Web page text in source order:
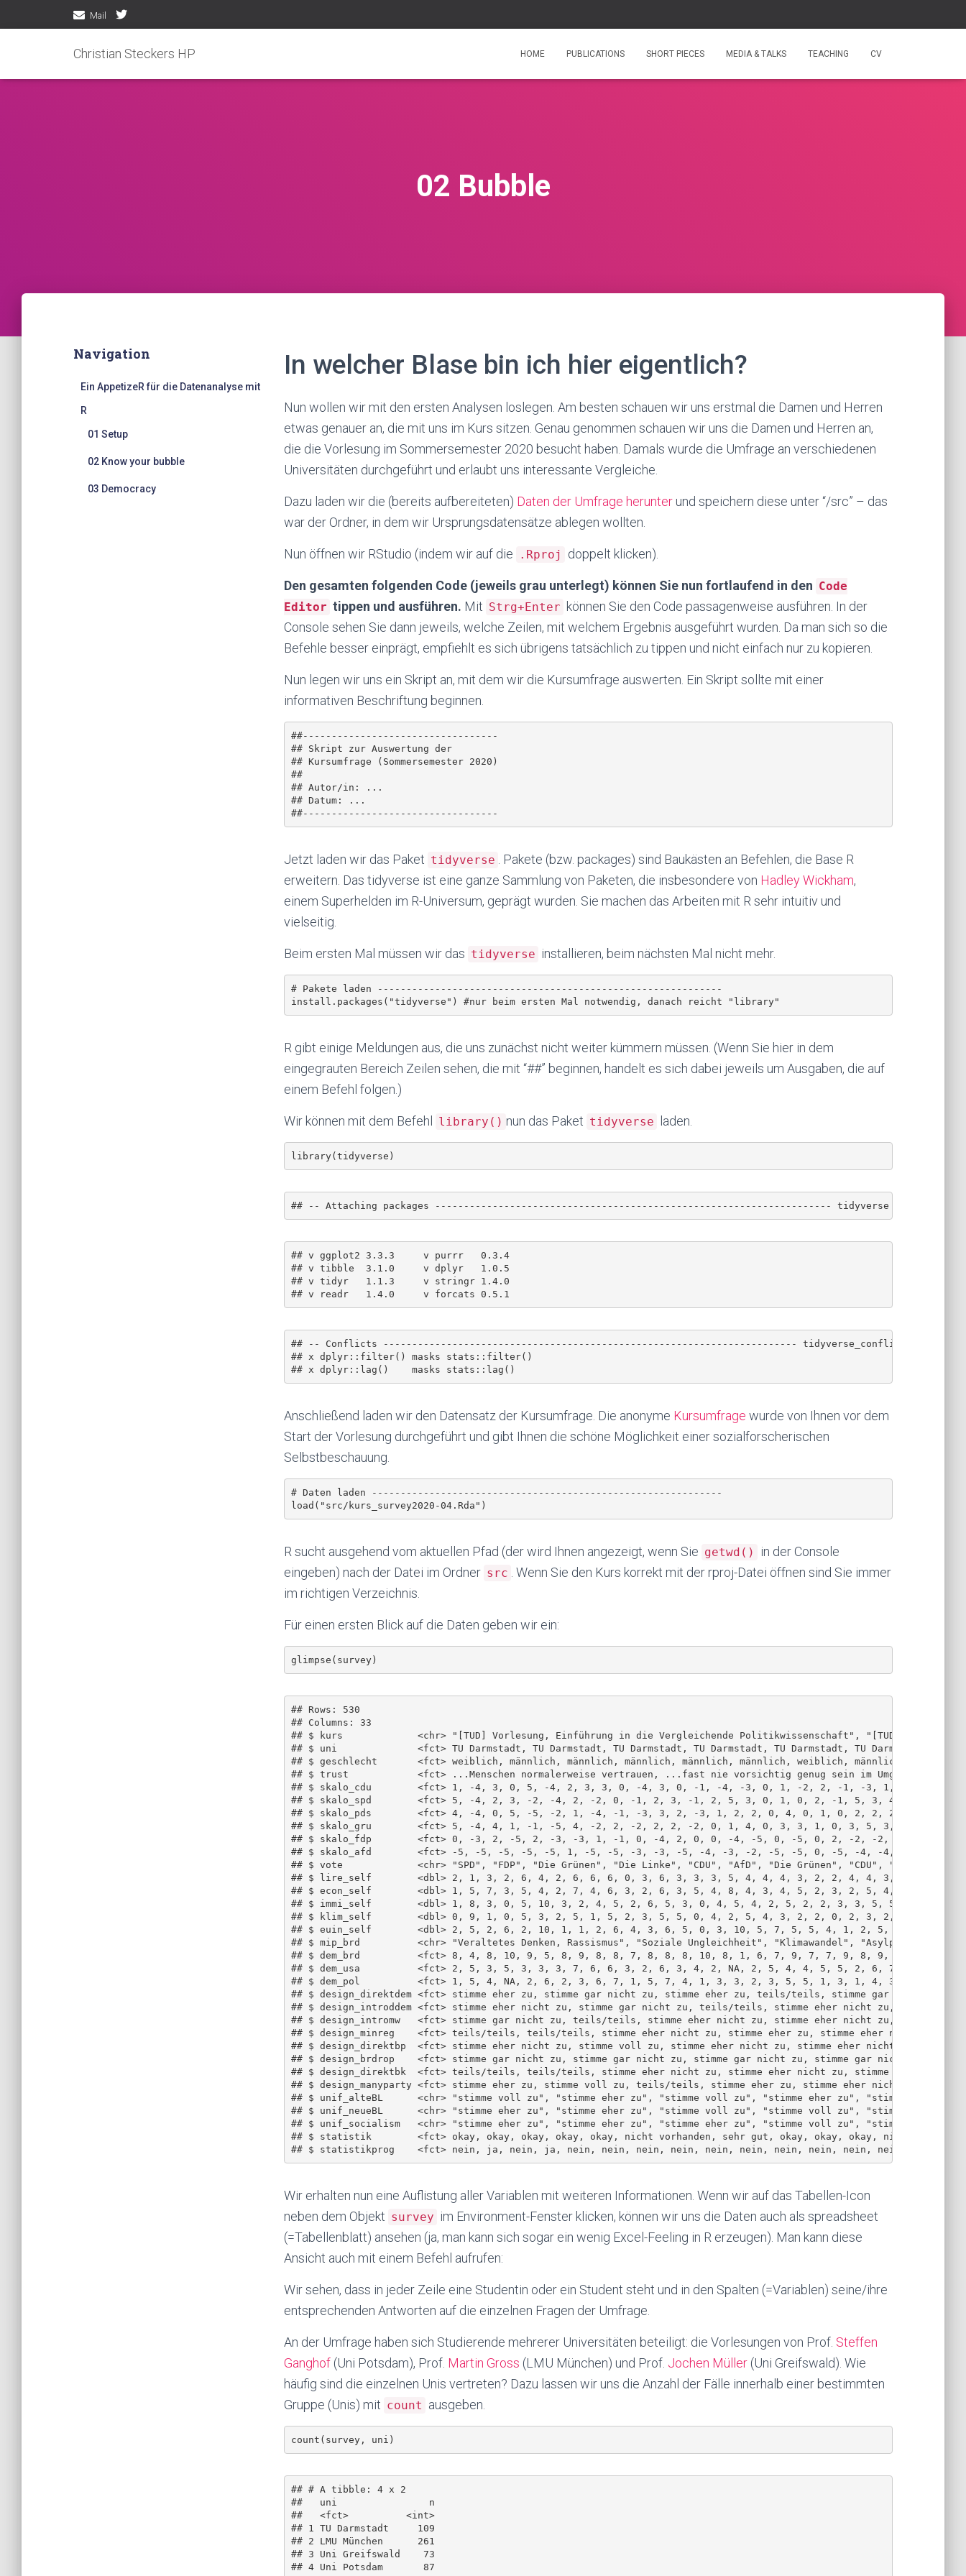
Mail
Christian Steckers HP HOME PUBLICATIONS SHORT PIECES MEDIA & TALKS TEACHING CV
02 Bubble
Navigation
Ein AppetizeR für die Datenanalyse mit
R
01 Setup
02 Know your bubble
03 Democracy
In welcher Blase bin ich hier eigentlich?
Nun wollen wir mit den ersten Analysen loslegen. Am besten schauen wir uns erstmal die Damen und Herren
etwas genauer an, die mit uns im Kurs sitzen. Genau genommen schauen wir uns die Damen und Herren an,
die die Vorlesung im Sommersemester 2020 besucht haben. Damals wurde die Umfrage an verschiedenen
Universitäten durchgeführt und erlaubt uns interessante Vergleiche.
Dazu laden wir die (bereits aufbereiteten) Daten der Umfrage herunterund speichern diese unter “/src” – das
war der Ordner, in dem wir Ursprungsdatensätze ablegen wollten.
Nun öffnen wir RStudio (indem wir auf die .Rproj doppelt klicken).
Den gesamten folgenden Code (jeweils grau unterlegt) können Sie nun fortlaufend in den Code
Editor tippen und ausführen. Mit Strg+Enter können Sie den Code passagenweise ausführen. In der
Console sehen Sie dann jeweils, welche Zeilen, mit welchem Ergebnis ausgeführt wurden. Da man sich so die
Befehle besser einprägt, empfiehlt es sich übrigens tatsächlich zu tippen und nicht einfach nur zu kopieren.
Nun legen wir uns ein Skript an, mit dem wir die Kursumfrage auswerten. Ein Skript sollte mit einer
informativen Beschriftung beginnen.
##----------------------------------
## Skript zur Auswertung der
## Kursumfrage (Sommersemester 2020)
##
## Autor/in: ...
## Datum: ...
Jetzt laden wir das Paket tidyverse
. Pakete (bzw. packages) sind Baukästen an Befehlen, die Base R
erweitern. Das tidyverse ist eine ganze Sammlung von Paketen, die insbesondere von Hadley Wickham,
einem Superhelden im R-Universum, geprägt wurden. Sie machen das Arbeiten mit R sehr intuitiv und
vielseitig.
Beim ersten Mal müssen wir das tidyverse installieren, beim nächsten Mal nicht mehr.
# Pakete laden ------------------------------------------------------------
R gibt einige Meldungen aus, die uns zunächst nicht weiter kümmern müssen. (Wenn Sie hier in dem
eingegrauten Bereich Zeilen sehen, die mit “##” beginnen, handelt es sich dabei jeweils um Ausgaben, die auf
einem Befehl folgen.)
Wir können mit dem Befehl library() nun das Paket tidyverse laden.
## v ggplot2 3.3.3     v purrr   0.3.4
## v tibble  3.1.0     v dplyr   1.0.5
## v tidyr   1.1.3     v stringr 1.4.0
## -- Conflicts ------------------------------------------------------------------------ tidyverse_conflicts() --
## x dplyr::filter() masks stats::filter()
Anschließend laden wir den Datensatz der Kursumfrage. Die anonyme Kursumfrage wurde von Ihnen vor dem
Start der Vorlesung durchgeführt und gibt Ihnen die schöne Möglichkeit einer sozialforscherischen
Selbstbeschauung.
# Daten laden -------------------------------------------------------------
R sucht ausgehend vom aktuellen Pfad (der wird Ihnen angezeigt, wenn Sie getwd()
in der Console
eingeben) nach der Datei im Ordner src
. Wenn Sie den Kurs korrekt mit der rproj-Datei öffnen sind Sie immer
im richtigen Verzeichnis.
Für einen ersten Blick auf die Daten geben wir ein:
## Rows: 530
## Columns: 33
## $ kurs             <chr> "[TUD] Vorlesung, Einführung in die Vergleichende Politikwissenschaft", "[TUD] Vorl~
## $ uni              <fct> TU Darmstadt, TU Darmstadt, TU Darmstadt, TU Darmstadt, TU Darmstadt, TU Darmstadt,~
## $ geschlecht       <fct> weiblich, männlich, männlich, männlich, männlich, männlich, weiblich, männlich, män~
## $ trust            <fct> ...Menschen normalerweise vertrauen, ...fast nie vorsichtig genug sein im Umgang mi~
## $ skalo_cdu        <fct> 1, -4, 3, 0, 5, -4, 2, 3, 3, 0, -4, 3, 0, -1, -4, -3, 0, 1, -2, 2, -1, -3, 1, 0, -3~
## $ skalo_spd        <fct> 5, -4, 2, 3, -2, -4, 2, -2, 0, -1, 2, 3, -1, 2, 5, 3, 0, 1, 0, 2, -1, 5, 3, 4, 2, 1~
## $ skalo_pds        <fct> 4, -4, 0, 5, -5, -2, 1, -4, -1, -3, 3, 2, -3, 1, 2, 2, 0, 4, 0, 1, 0, 2, 2, 2, -1, ~
## $ skalo_gru        <fct> 5, -4, 4, 1, -1, -5, 4, -2, 2, -2, 2, 2, -2, 0, 1, 4, 0, 3, 3, 1, 0, 3, 5, 3, 1, 1,~
## $ skalo_fdp        <fct> 0, -3, 2, -5, 2, -3, -3, 1, -1, 0, -4, 2, 0, 0, -4, -5, 0, -5, 0, 2, -2, -2, -2, 2,~
## $ skalo_afd        <fct> -5, -5, -5, -5, -5, 1, -5, -5, -3, -3, -5, -4, -3, -2, -5, -5, 0, -5, -4, -4, -5, -~
## $ vote             <chr> "SPD", "FDP", "Die Grünen", "Die Linke", "CDU", "AfD", "Die Grünen", "CDU", "CDU", ~
## $ lire_self        <dbl> 2, 1, 3, 2, 6, 4, 2, 6, 6, 6, 0, 3, 6, 3, 3, 3, 5, 4, 4, 4, 3, 2, 2, 4, 4, 3, 10, 0~
## $ econ_self        <dbl> 1, 5, 7, 3, 5, 4, 2, 7, 4, 6, 3, 2, 6, 3, 5, 4, 8, 4, 3, 4, 5, 2, 3, 2, 5, 4, 0, 0,~
## $ immi_self        <dbl> 1, 8, 3, 0, 5, 10, 3, 2, 4, 5, 2, 6, 5, 3, 0, 4, 5, 4, 2, 5, 2, 2, 3, 3, 5, 5, 10, ~
## $ klim_self        <dbl> 0, 9, 1, 0, 5, 3, 2, 5, 1, 5, 2, 3, 5, 5, 0, 4, 2, 5, 4, 3, 2, 2, 0, 2, 3, 2, 5, 1,~
## $ euin_self        <dbl> 2, 5, 2, 6, 2, 10, 1, 1, 2, 6, 4, 3, 6, 5, 0, 3, 10, 5, 7, 5, 5, 4, 1, 2, 5, 3, 10,~
## $ mip_brd          <chr> "Veraltetes Denken, Rassismus", "Soziale Ungleichheit", "Klimawandel", "Asylpolitik~
## $ dem_brd          <fct> 8, 4, 8, 10, 9, 5, 8, 9, 8, 8, 7, 8, 8, 8, 10, 8, 1, 6, 7, 9, 7, 7, 9, 8, 9, 8, 6, ~
## $ dem_usa          <fct> 2, 5, 3, 5, 3, 3, 3, 7, 6, 6, 3, 2, 6, 3, 4, 2, NA, 2, 5, 4, 4, 5, 5, 2, 6, 7, 1, 4~
## $ dem_pol          <fct> 1, 5, 4, NA, 2, 6, 2, 3, 6, 7, 1, 5, 7, 4, 1, 3, 3, 2, 3, 5, 5, 1, 3, 1, 4, 3, 8, 2~
## $ design_direktdem <fct> stimme eher zu, stimme gar nicht zu, stimme eher zu, teils/teils, stimme gar nicht ~
## $ design_introddem <fct> stimme eher nicht zu, stimme gar nicht zu, teils/teils, stimme eher nicht zu, stimm~
## $ design_intromw   <fct> stimme gar nicht zu, teils/teils, stimme eher nicht zu, stimme eher nicht zu, stimm~
## $ design_minreg    <fct> teils/teils, teils/teils, stimme eher nicht zu, stimme eher zu, stimme eher nicht z~
## $ design_direktbp  <fct> stimme eher nicht zu, stimme voll zu, stimme eher nicht zu, stimme eher nicht zu, s~
## $ design_brdrop    <fct> stimme gar nicht zu, stimme gar nicht zu, stimme gar nicht zu, stimme gar nicht zu,~
## $ design_direktbk  <fct> teils/teils, teils/teils, stimme eher nicht zu, stimme eher nicht zu, stimme gar ni~
## $ design_manyparty <fct> stimme eher zu, stimme voll zu, teils/teils, stimme eher zu, stimme eher nicht zu, ~
## $ unif_alteBL      <chr> "stimme voll zu", "stimme eher zu", "stimme voll zu", "stimme eher zu", "stimme vol~
## $ unif_neueBL      <chr> "stimme eher zu", "stimme eher zu", "stimme voll zu", "stimme voll zu", "stimme vol~
## $ unif_socialism   <chr> "stimme eher zu", "stimme eher zu", "stimme eher zu", "stimme voll zu", "stimme gar~
## $ statistik        <fct> okay, okay, okay, okay, okay, nicht vorhanden, sehr gut, okay, okay, okay, nicht vo~
Wir erhalten nun eine Auflistung aller Variablen mit weiteren Informationen. Wenn wir auf das Tabellen-Icon
neben dem Objekt survey im Environment-Fenster klicken, können wir uns die Daten auch als spreadsheet
(=Tabellenblatt) ansehen (ja, man kann sich sogar ein wenig Excel-Feeling in R erzeugen). Man kann diese
Ansicht auch mit einem Befehl aufrufen:
Wir sehen, dass in jeder Zeile eine Studentin oder ein Student steht und in den Spalten (=Variablen) seine/ihre
entsprechenden Antworten auf die einzelnen Fragen der Umfrage.
An der Umfrage haben sich Studierende mehrerer Universitäten beteiligt: die Vorlesungen von Prof. Steffen
Ganghof(Uni Potsdam), Prof. Martin Gross (LMU München) und Prof. Jochen Müller(Uni Greifswald). Wie
häufig sind die einzelnen Unis vertreten? Dazu lassen wir uns die Anzahl der Fälle innerhalb einer bestimmten
Gruppe (Unis) mit count ausgeben.
## # A tibble: 4 x 2
##   uni                n
##   <fct>          <int>
## 1 TU Darmstadt     109
## 2 LMU München      261
## 3 Uni Greifswald    73